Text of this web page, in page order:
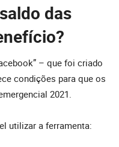
das
– que foi criado
condições para que os
2021.
utilizar a ferramenta: